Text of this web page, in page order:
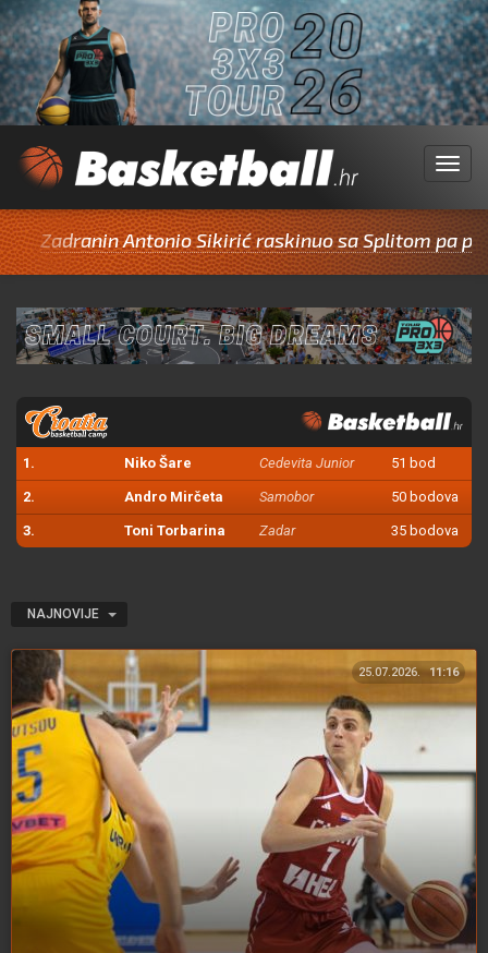
Menu
Antonio Sikirić raskinuo sa Splitom pa potpisao
1. Niko Šare Cedevita Junior 51 bod
2. Andro Mirčeta Samobor 50 bodova
3. Toni Torbarina Zadar 35 bodova
NAJNOVIJE
25.07.2026. 11:16